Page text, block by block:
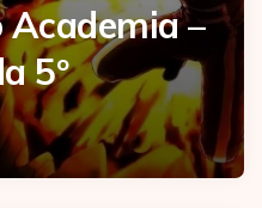
Academia –
5º